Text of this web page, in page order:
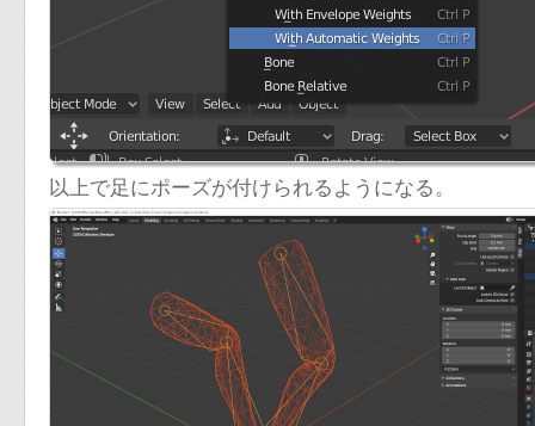
以上で足にポーズが付けられるようになる。